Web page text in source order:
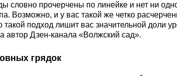
словно прочерчены по линейке и нет ни
Возможно, и у вас такой же четко
такой подход лишит вас значительной доли
автор Дзен-канала «Волжский сад».
грядок